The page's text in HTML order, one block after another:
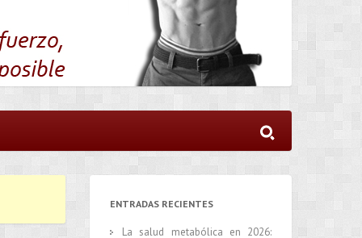
ENTRADAS RECIENTES
La salud metabólica en 2026: